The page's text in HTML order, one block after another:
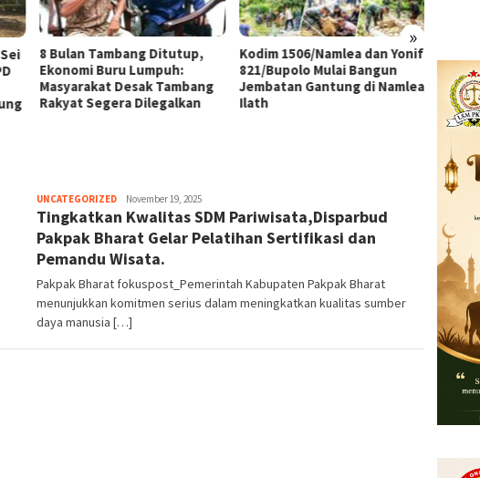
»
8 Bulan Tambang Ditutup,
Ekonomi Buru Lumpuh:
Masyarakat Desak Tambang
Rakyat Segera Dilegalkan
Kodim 1506/Namlea dan Yonif
821/Bupolo Mulai Bangun
Jembatan Gantung di Namlea
Ilath
AA,
UNCATEGORIZEDHerman.
Damanik
November 19, 2025
Tingkatkan Kwalitas SDM Pariwisata,Disparbud
Pakpak Bharat Gelar Pelatihan Sertifikasi dan
Pemandu Wisata.
Pakpak Bharat fokuspost_Pemerintah Kabupaten Pakpak Bharat
menunjukkan komitmen serius dalam meningkatkan kualitas sumber
daya manusia […]